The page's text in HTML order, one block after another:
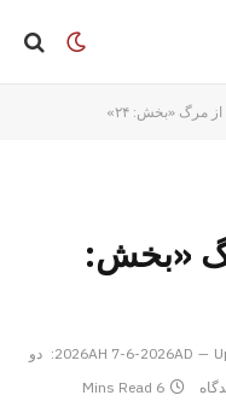
مرگ «بخش: ۲۴»
«بخش:
دو
6 Mins Read